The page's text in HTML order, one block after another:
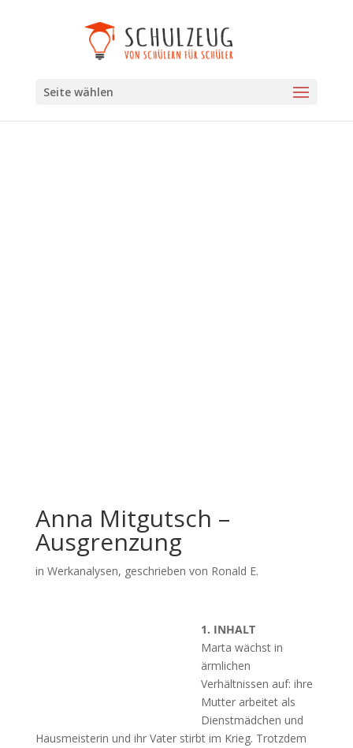
Seite wählen
Anna Mitgutsch –
Ausgrenzung
in Werkanalysen, geschrieben von Ronald E.
1. INHALT
Marta wächst in
ärmlichen
Verhältnissen auf: ihre
Mutter arbeitet als
Dienstmädchen und
Hausmeisterin und ihr Vater stirbt im Krieg. Trotzdem